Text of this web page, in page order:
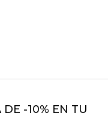
DE -10% EN TU